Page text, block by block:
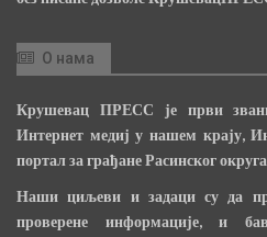
О нама
Крушевац ПРЕСС је први
Интернет медиј у нашем крају,
портал за грађане Расинског
Наши циљеви и задаци су да
проверене информације, и